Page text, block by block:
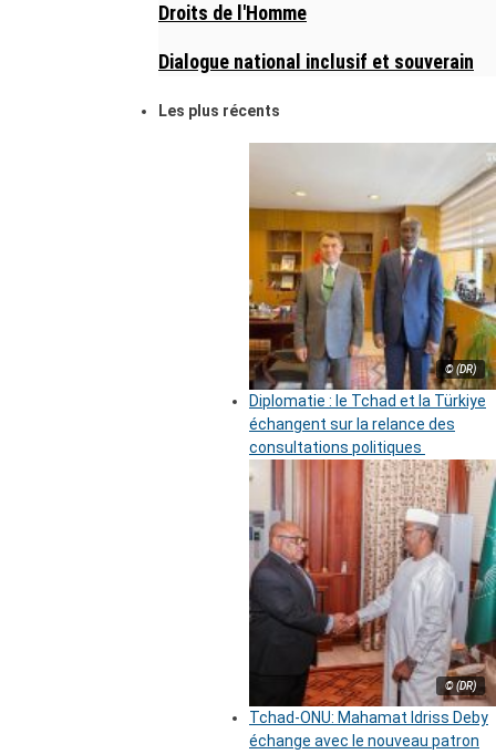
Droits de l'Homme
Dialogue national inclusif et souverain
Les plus récents
© (DR)
Diplomatie : le Tchad et la Türkiye
échangent sur la relance des
consultations politiques
© (DR)
Tchad-ONU: Mahamat Idriss Deby
échange avec le nouveau patron